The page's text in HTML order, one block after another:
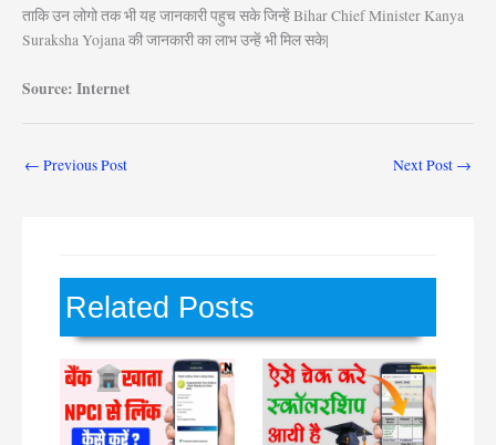
ताकि उन लोगो तक भी यह जानकारी पहुच सके जिन्हें Bihar Chief Minister Kanya
Suraksha Yojana की जानकारी का लाभ उन्हें भी मिल सके|
Source: Internet
← Previous Post Next Post →
Related Posts